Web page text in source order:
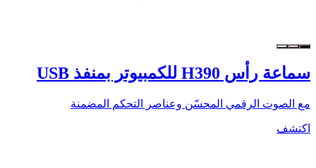
سماعة رأس H390 للكمبيوتر بمنفذ USB
مع الصوت الرقمي المحسّن وعناصر التحكم المضمنة
اكتشف